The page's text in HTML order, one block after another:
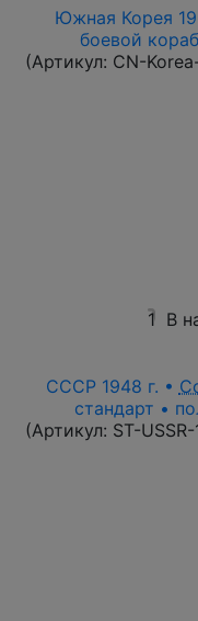
Южная Корея
боевой
(Артикул: CN-
1 В
СССР 1948 г. •
стандарт •
(Артикул: ST-